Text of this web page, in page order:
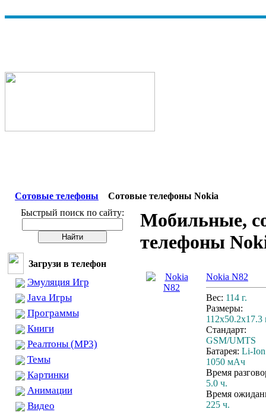
Сотовые телефоны
Сотовые телефоны Nokia
Быстрый поиск по сайту:
Загрузи в телефон
Эмуляция Игр
Java Игры
Программы
Книги
Реалтоны (MP3)
Темы
Картинки
Анимации
Видео
Мобильные,
телефоны
Nokia N82
Вес: 114 г.
Размеры:
Стандарт:
GSM/UMTS
Батарея: Li-Ion
1050 мАч
Время
5.0 ч.
Время
225 ч.